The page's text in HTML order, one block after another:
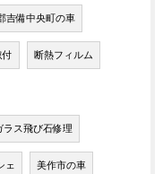
吉備中央町の車
付 断熱フィルム
ラス飛び石修理
ェ 美作市の車